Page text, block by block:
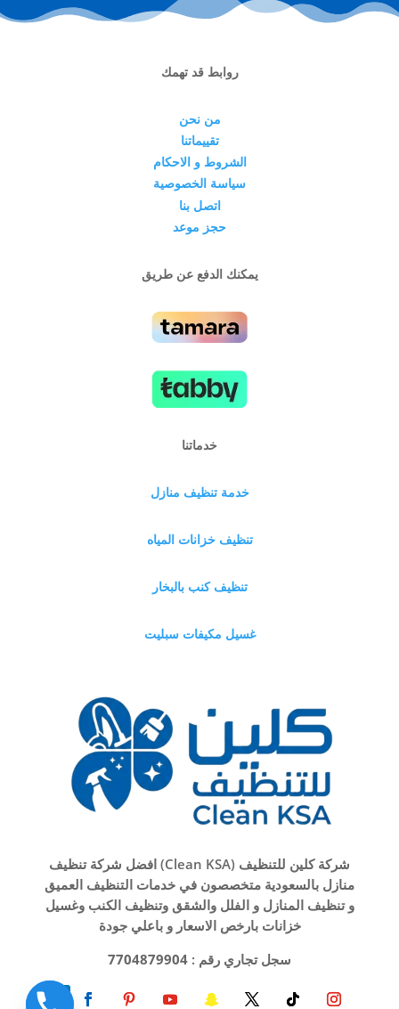
روابط قد تهمك
من نحن
تقييماتنا
الشروط و الاحكام
سياسة الخصوصية
اتصل بنا
حجز موعد
يمكنك الدفع عن طريق
خدماتنا
خدمة تنظيف منازل
تنظيف خزانات المياه
تنظيف كنب بالبخار
غسيل مكيفات سبليت
شركة كلين للتنظيف (Clean KSA) افضل شركة تنظيف
منازل بالسعودية متخصصون في خدمات التنظيف العميق
و تنظيف المنازل و الفلل والشقق وتنظيف الكنب وغسيل
خزانات بارخص الاسعار و باعلي جودة
سجل تجاري رقم : 7704879904